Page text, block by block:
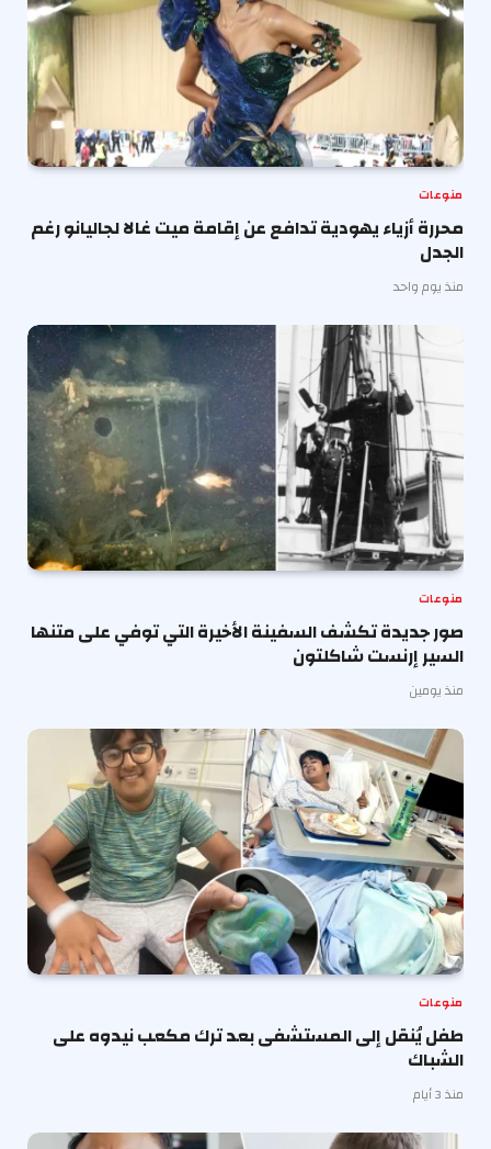
منوعات
محررة أزياء يهودية تدافع عن إقامة ميت غالا لجاليانو رغم
الجدل
منذ يوم واحد
منوعات
صور جديدة تكشف السفينة الأخيرة التي توفي على متنها
السير إرنست شاكلتون
منذ يومين
منوعات
طفل يُنقل إلى المستشفى بعد ترك مكعب نيدوه على
الشباك
منذ 3 أيام